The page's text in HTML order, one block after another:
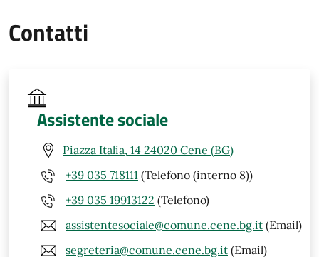
Contatti
Assistente sociale
Piazza Italia, 14 24020 Cene (BG)
+39 035 718111 (Telefono (interno 8))
+39 035 19913122 (Telefono)
assistentesociale@comune.cene.bg.it (Email)
segreteria@comune.cene.bg.it (Email)